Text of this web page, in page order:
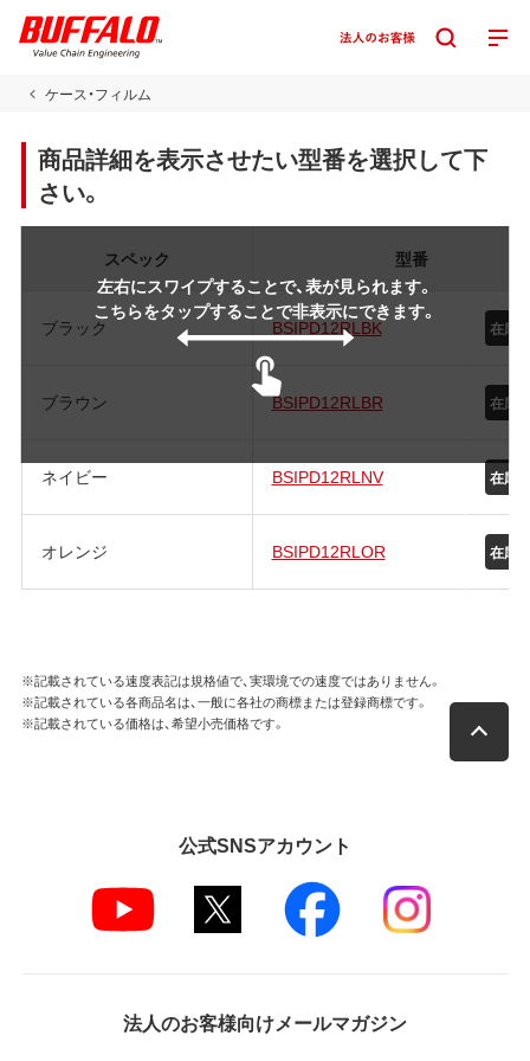
ケース・フィルム
商品詳細を表示させたい型番を選択して下
さい。
左右にスワイプすることで、表が見られます。
こちらをタップすることで非表示にできます。
スペック 型番
ブラック BSIPD12RLBK 在庫
ブラウン BSIPD12RLBR 在庫
ネイビー BSIPD12RLNV 在庫
オレンジ BSIPD12RLOR 在庫
※記載されている速度表記は規格値で、実環境での速度ではありません。
※記載されている各商品名は、一般に各社の商標または登録商標です。
※記載されている価格は、希望小売価格です。
公式SNSアカウント
法人のお客様向けメールマガジン